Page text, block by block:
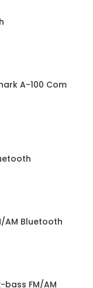
A-100 Com
AM Bluetooth
bass FM/AM